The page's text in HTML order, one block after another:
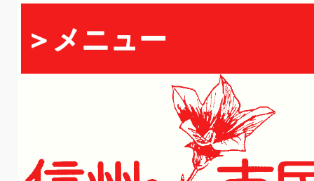
＞メニュー